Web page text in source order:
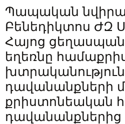
Պապական
Բենեդիկտոս ԺԶ
Հայոց
եղեռնը
դավանանքների
քրիստոնեական
դավանանքներից